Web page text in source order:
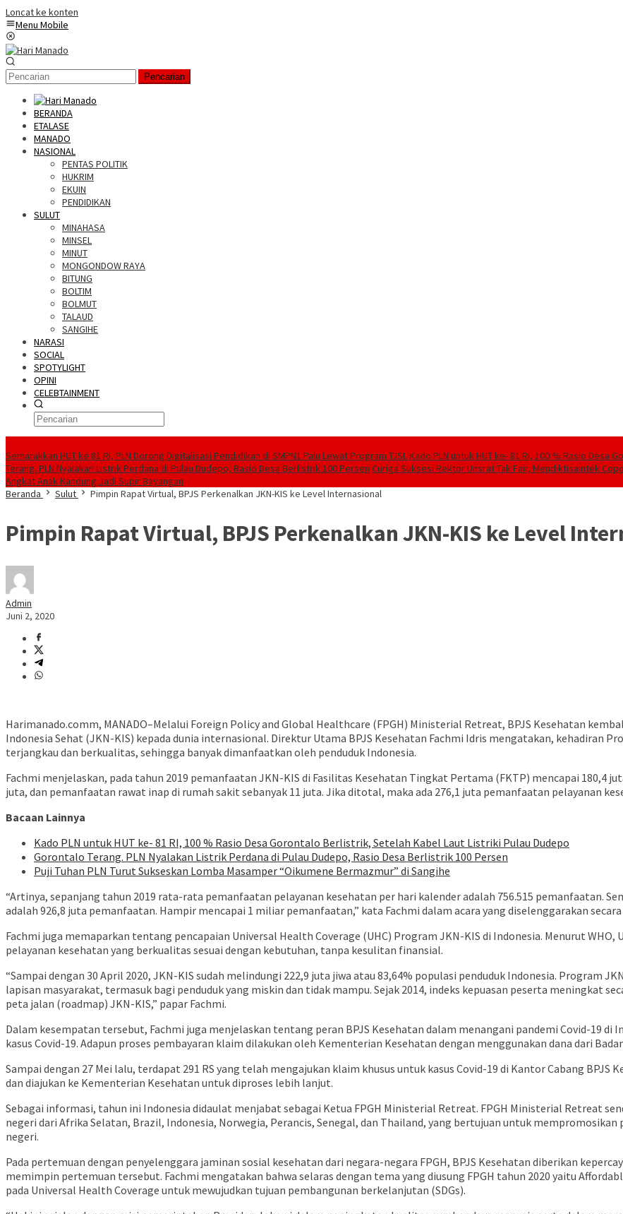
Loncat ke konten
Menu Mobile
Pencarian
BERANDA
ETALASE
MANADO
NASIONAL
PENTAS POLITIK
HUKRIM
EKUIN
PENDIDIKAN
SULUT
MINAHASA
MINSEL
MINUT
MONGONDOW RAYA
BITUNG
BOLTIM
BOLMUT
TALAUD
SANGIHE
NARASI
SOCIAL
SPOTYLIGHT
OPINI
CELEBTAINMENT
Semarakkan HUT ke 81 RI, PLN Dorong Digitalisasi Pendidikan di SMPN1 Palu Lewat Program TJSLKado PLN untuk HUT ke- 81 RI, 100 % Rasio
Terang. PLN Nyalakan Listrik Perdana di Pulau Dudepo, Rasio Desa Berlistrik 100 Persen Curiga Suksesi Rektor Unsrat Tak Fair, Mendiktisaintek
Angkat Anak Kandung Jadi Supir Bayangan
Beranda
Sulut Pimpin Rapat Virtual, BPJS Perkenalkan JKN-KIS ke Level Internasional
Pimpin Rapat Virtual, BPJS Perkenalkan JKN-KIS ke Level
Admin
Juni 2, 2020
Harimanado.comm, MANADO–Melalui Foreign Policy and Global Healthcare (FPGH) Ministerial Retreat, BPJS Kesehatan
Indonesia Sehat (JKN-KIS) kepada dunia internasional. Direktur Utama BPJS Kesehatan Fachmi Idris mengatakan, kehadiran
terjangkau dan berkualitas, sehingga banyak dimanfaatkan oleh penduduk Indonesia.
Fachmi menjelaskan, pada tahun 2019 pemanfaatan JKN-KIS di Fasilitas Kesehatan Tingkat Pertama (FKTP) mencapai 180,4
juta, dan pemanfaatan rawat inap di rumah sakit sebanyak 11 juta. Jika ditotal, maka ada 276,1 juta pemanfaatan pelayanan
Bacaan Lainnya
Kado PLN untuk HUT ke- 81 RI, 100 % Rasio Desa Gorontalo Berlistrik, Setelah Kabel Laut Listriki Pulau Dudepo
Gorontalo Terang. PLN Nyalakan Listrik Perdana di Pulau Dudepo, Rasio Desa Berlistrik 100 Persen
Puji Tuhan PLN Turut Sukseskan Lomba Masamper “Oikumene Bermazmur” di Sangihe
“Artinya, sepanjang tahun 2019 rata-rata pemanfaatan pelayanan kesehatan per hari kalender adalah 756.515 pemanfaatan.
adalah 926,8 juta pemanfaatan. Hampir mencapai 1 miliar pemanfaatan,” kata Fachmi dalam acara yang diselenggarakan
Fachmi juga memaparkan tentang pencapaian Universal Health Coverage (UHC) Program JKN-KIS di Indonesia. Menurut
pelayanan kesehatan yang berkualitas sesuai dengan kebutuhan, tanpa kesulitan finansial.
“Sampai dengan 30 April 2020, JKN-KIS sudah melindungi 222,9 juta jiwa atau 83,64% populasi penduduk Indonesia. Program
lapisan masyarakat, termasuk bagi penduduk yang miskin dan tidak mampu. Sejak 2014, indeks kepuasan peserta meningkat
peta jalan (roadmap) JKN-KIS,” papar Fachmi.
Dalam kesempatan tersebut, Fachmi juga menjelaskan tentang peran BPJS Kesehatan dalam menangani pandemi Covid-19
kasus Covid-19. Adapun proses pembayaran klaim dilakukan oleh Kementerian Kesehatan dengan menggunakan dana dari
Sampai dengan 27 Mei lalu, terdapat 291 RS yang telah mengajukan klaim khusus untuk kasus Covid-19 di Kantor Cabang
dan diajukan ke Kementerian Kesehatan untuk diproses lebih lanjut.
Sebagai informasi, tahun ini Indonesia didaulat menjabat sebagai Ketua FPGH Ministerial Retreat. FPGH Ministerial Retreat
negeri dari Afrika Selatan, Brazil, Indonesia, Norwegia, Perancis, Senegal, dan Thailand, yang bertujuan untuk
negeri.
Pada pertemuan dengan penyelenggara jaminan sosial kesehatan dari negara-negara FPGH, BPJS Kesehatan diberikan
memimpin pertemuan tersebut. Fachmi mengatakan bahwa selaras dengan tema yang diusung FPGH tahun 2020 yaitu
pada Universal Health Coverage untuk mewujudkan tujuan pembangunan berkelanjutan (SDGs).